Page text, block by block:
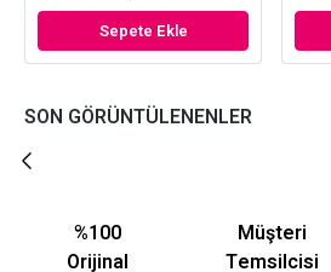
Sepete Ekle
SON GÖRÜNTÜLENENLER
%100
Orijinal
Müşteri
Temsilcisi